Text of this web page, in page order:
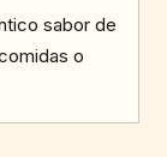
sabor de
o